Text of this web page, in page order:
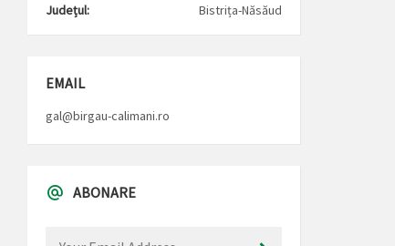
Județul:
Bistrița-Năsăud
EMAIL
gal@birgau-calimani.ro
ABONARE